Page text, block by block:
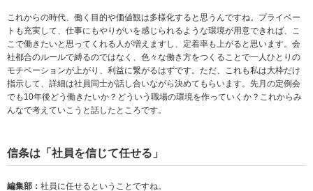
これからの時代、働く目的や価値観は多様化すると思うんですね。プライベー
トも充実して、仕事にもやりがいを感じられるような環境が用意できれば、こ
こで働きたいと思ってくれる人が増えますし、定着率も上がると思います。会
社都合のルールで縛るのではなく、色々な働き方をつくることで一人ひとりの
モチベーションが上がり、利益に繋がるはずです。ただ、これも私は大枠だけ
指示して、詳細は社員同士が話し合いながら決めてもらいます。先月の定例会
でも10年後どう働きたいか？どういう職場の環境を作っていくか？これからみ
んなで考えていこうと話したところです。
信条は「社員を信じて任せる」
編集部： 社員に任せるということですね。